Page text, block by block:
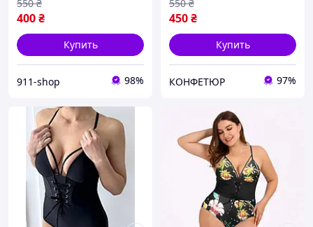
400₴
550 ₴
Купить
911-shop 98%
450₴
550 ₴
Купить
КОНФЕТЮР 97%